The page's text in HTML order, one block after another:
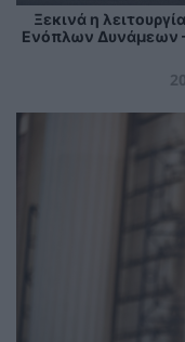
Ξεκινά η
Ενόπλων Δυνάμεων